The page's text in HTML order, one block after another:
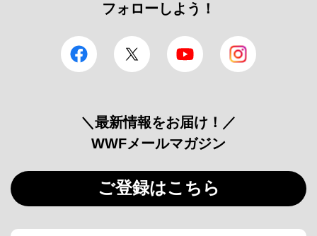
フォローしよう！
facebook Twitter YouTube
＼最新情報をお届け！／
WWFメールマガジン
ご登録はこちら